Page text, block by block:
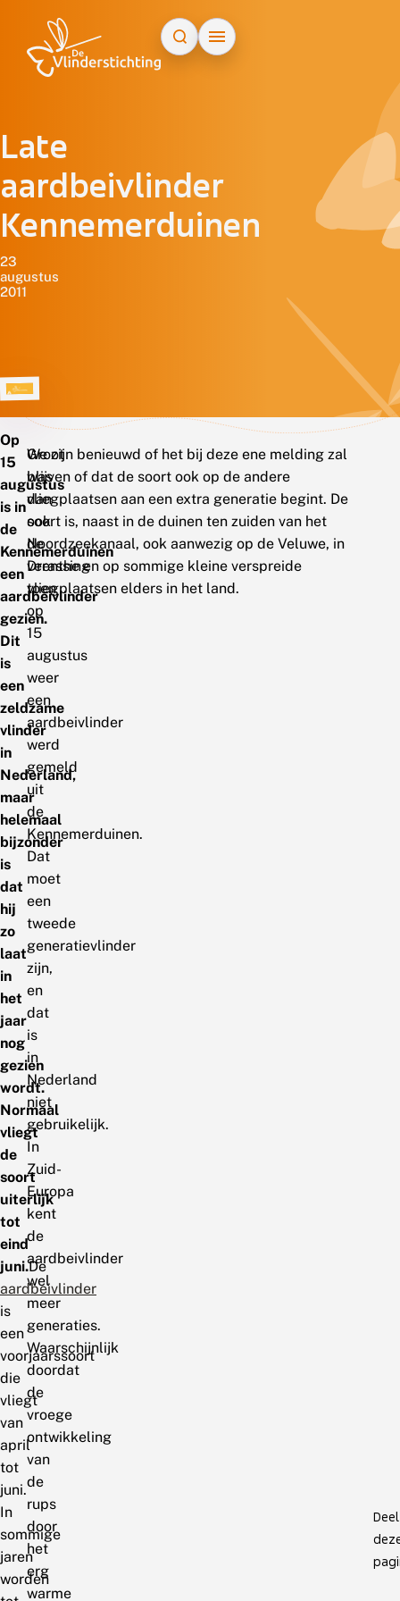
Late
aardbeivlinder
Kennemerduinen
23
augustus
2011
Op
15
augustus
is in
de
Kennemerduinen
een
aardbeivlinder
gezien.
Dit
is
een
zeldzame
vlinder
in
Nederland,
maar
helemaal
bijzonder
is
dat
hij
zo
laat
in
het
jaar
nog
gezien
wordt.
Normaal
vliegt
de
soort
uiterlijk
tot
eind
juni.De
aardbeivlinder
is
een
voorjaarssoort
die
vliegt
van
april
tot
juni.
In
sommige
jaren
worden
Groot
was
dan
ook
de
verassing
toen
op
15
augustus
weer
een
aardbeivlinder
werd
gemeld
uit
de
Kennemerduinen.
Dat
moet
een
tweede
generatievlinder
zijn,
en
dat
is
in
Nederland
niet
gebruikelijk.
In
Zuid-
Europa
kent
de
aardbeivlinder
wel
meer
generaties.
Waarschijnlijk
doordat
de
vroege
ontwikkeling
van
de
rups
door
het
erg
warme
We zijn benieuwd of het bij deze ene melding zal
blijven of dat de soort ook op de andere
vliegplaatsen aan een extra generatie begint. De
soort is, naast in de duinen ten zuiden van het
Noordzeekanaal, ook aanwezig op de Veluwe, in
Drenthe en op sommige kleine verspreide
vliegplaatsen elders in het land.
Deel